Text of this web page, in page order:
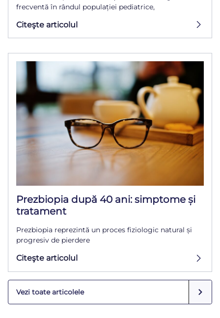
frecventă în rândul populației pediatrice,
Citeşte articolul
Prezbiopia după 40 ani: simptome și
tratament
Prezbiopia reprezintă un proces fiziologic natural și
progresiv de pierdere
Citeşte articolul
Vezi toate articolele